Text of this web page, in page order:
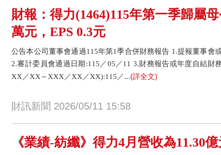
財報：得力(1464)115年第一季歸屬
萬元，EPS 0.3元
公告本公司董事會通過115年第1季合併財務報告 1.提報董事會
2.審計委員會通過日期:115／05／11 3.財務報告或年度自結財
XX／XX～XXX／XX／XX):115／...(詳全文)
財訊新聞 2026/05/11 15:58
《業績-紡纖》得力4月營收為11.30